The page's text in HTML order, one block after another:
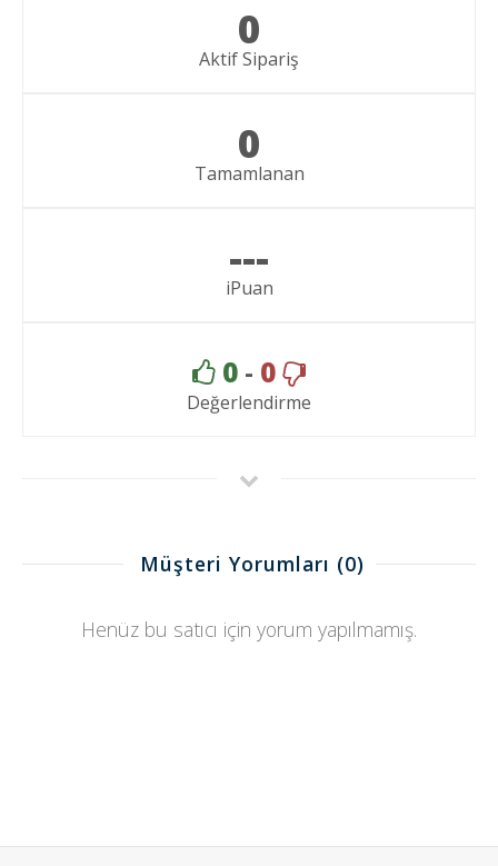
0
Aktif Sipariş
0
Tamamlanan
---
iPuan
0 - 0
Değerlendirme
Müşteri Yorumları (0)
Henüz bu satıcı için yorum yapılmamış.